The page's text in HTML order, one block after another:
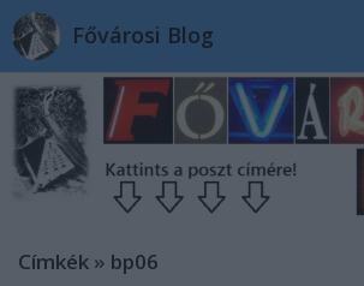
Fővárosi Blog
Címkék » bp06